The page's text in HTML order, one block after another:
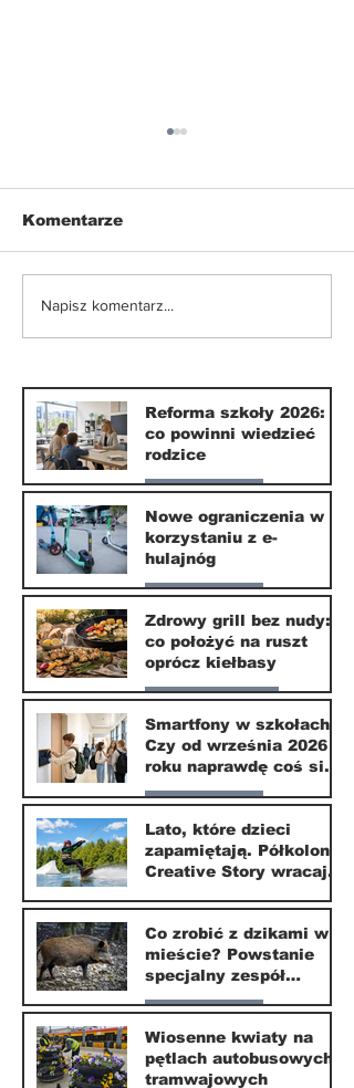
Nowe ograniczenia w
Komentarze
Napisz komentarz...
Reforma szkoły 2026:
co powinni wiedzieć
rodzice
Nasze miasto
10 lip
Nowe ograniczenia w
korzystaniu z e-
hulajnóg
Nasze miasto
3 lip
Zdrowy grill bez nudy:
co położyć na ruszt
oprócz kiełbasy
Zdrowie i uroda
1 lip
Smartfony w szkołach.
Czy od września 2026
roku naprawdę coś się
zmieni?
Nasze miasto
1 lip
Lato, które dzieci
zapamiętają. Półkolonie
Creative Story wracają
20 kwi
Co zrobić z dzikami w
mieście? Powstanie
specjalny zespół
ekspertów
Nasze miasto
20 kwi
Wiosenne kwiaty na
pętlach autobusowych i
tramwajowych